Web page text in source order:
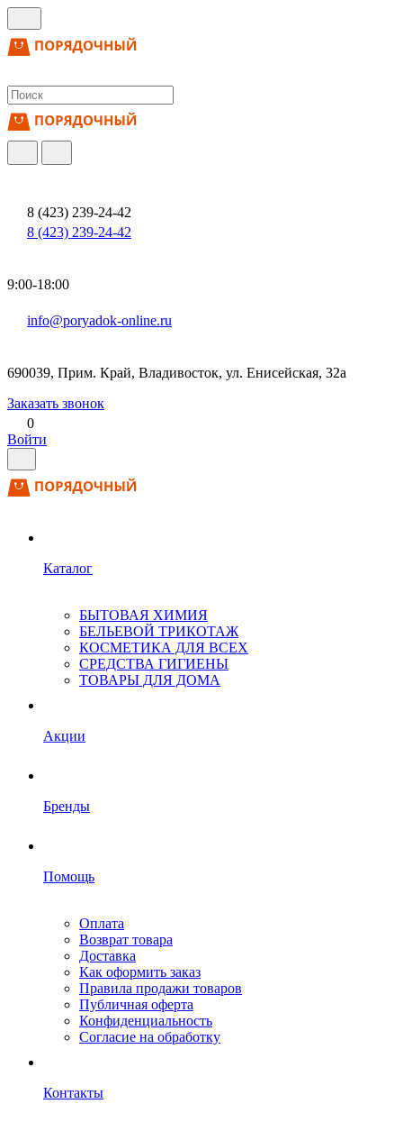
8 (423) 239-24-42
8 (423) 239-24-42
9:00-18:00
info@poryadok-online.ru
690039, Прим. Край, Владивосток, ул. Енисейская, 32а
Заказать звонок
0
Войти
Каталог
БЫТОВАЯ ХИМИЯ
БЕЛЬЕВОЙ ТРИКОТАЖ
КОСМЕТИКА ДЛЯ ВСЕХ
СРЕДСТВА ГИГИЕНЫ
ТОВАРЫ ДЛЯ ДОМА
Акции
Бренды
Помощь
Оплата
Возврат товара
Доставка
Как оформить заказ
Правила продажи товаров
Публичная оферта
Конфиденциальность
Согласие на обработку
Контакты